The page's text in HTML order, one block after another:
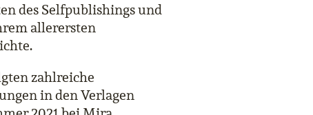
des Selfpublishings und
allerersten
zahlreiche
in den Verlagen